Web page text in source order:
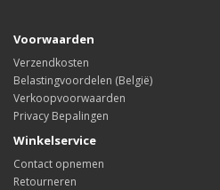
Voorwaarden
Verzendkosten
Belastingvoordelen (België)
Verkoopvoorwaarden
Privacy Bepalingen
Winkelservice
Contact opnemen
Retourneren